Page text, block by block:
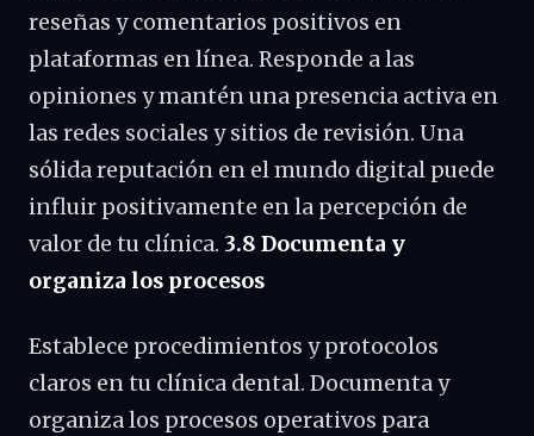
reseñas y comentarios positivos en
plataformas en línea. Responde a las
opiniones y mantén una presencia activa en
las redes sociales y sitios de revisión. Una
sólida reputación en el mundo digital puede
influir positivamente en la percepción de
valor de tu clínica. 3.8 Documenta y
organiza los procesos
Establece procedimientos y protocolos
claros en tu clínica dental. Documenta y
organiza los procesos operativos para